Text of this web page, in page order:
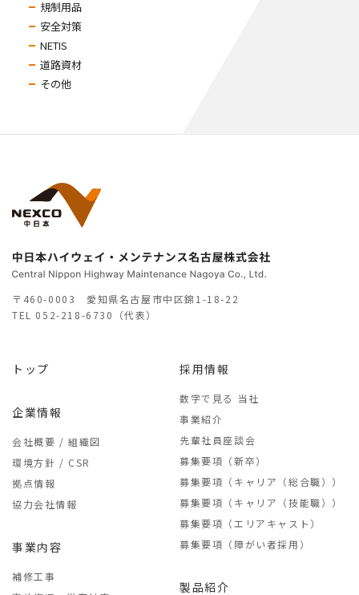
規制用品
安全対策
NETIS
道路資材
その他
〒460-0003 愛知県名古屋市中区錦1-18-22
TEL 052-218-6730（代表）
トップ
企業情報
会社概要 / 組織図
環境方針 / CSR
拠点情報
協力会社情報
事業内容
補修工事
採用情報
数字で見る 当社
事業紹介
先輩社員座談会
募集要項（新卒）
募集要項（キャリア（総合職））
募集要項（キャリア（技能職））
募集要項（エリアキャスト）
募集要項（障がい者採用）
製品紹介